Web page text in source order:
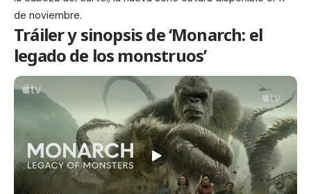
de noviembre.
Tráiler y sinopsis de ‘Monarch: el
legado de los monstruos’